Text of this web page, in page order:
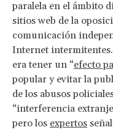
paralela en el ámbito
sitios web de la
comunicación
Internet
era tener un “efecto
popular y evitar la
de los abusos
“interferencia
pero los expertos